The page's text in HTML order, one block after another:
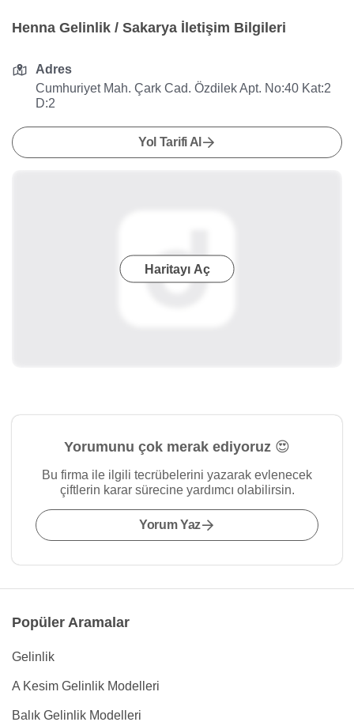
Henna Gelinlik / Sakarya İletişim Bilgileri
Adres
Cumhuriyet Mah. Çark Cad. Özdilek Apt. No:40 Kat:2
D:2
Yol Tarifi Al
Haritayı Aç
Yorumunu çok merak ediyoruz 😍
Bu firma ile ilgili tecrübelerini yazarak evlenecek
çiftlerin karar sürecine yardımcı olabilirsin.
Yorum Yaz
Popüler Aramalar
Gelinlik
A Kesim Gelinlik Modelleri
Balık Gelinlik Modelleri